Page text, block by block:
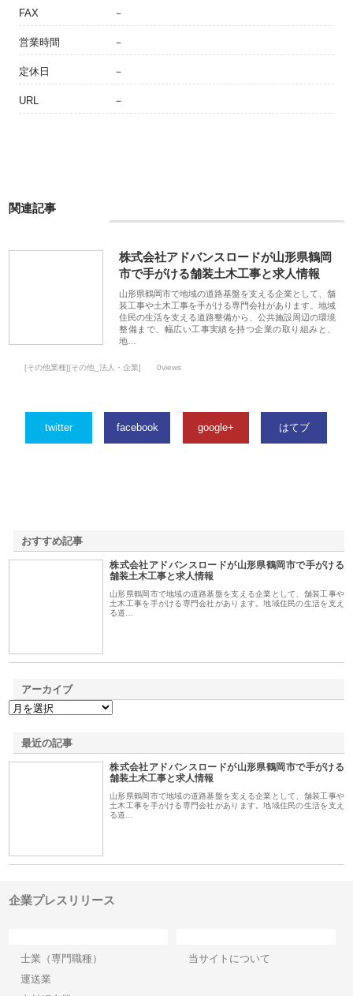
FAX －
営業時間 －
定休日 －
URL －
関連記事
株式会社アドバンスロードが山形県鶴岡
市で手がける舗装土木工事と求人情報
山形県鶴岡市で地域の道路基盤を支える企業として、舗
装工事や土木工事を手がける専門会社があります。地域
住民の生活を支える道路整備から、公共施設周辺の環境
整備まで、幅広い工事実績を持つ企業の取り組みと、
地…
[その他業種][その他_法人・企業] 0views
twitter facebook google+ はてブ
おすすめ記事
株式会社アドバンスロードが山形県鶴岡市で手がける
舗装土木工事と求人情報
山形県鶴岡市で地域の道路基盤を支える企業として、舗装工事や
土木工事を手がける専門会社があります。地域住民の生活を支え
る道…
アーカイブ
最近の記事
株式会社アドバンスロードが山形県鶴岡市で手がける
舗装土木工事と求人情報
山形県鶴岡市で地域の道路基盤を支える企業として、舗装工事や
土木工事を手がける専門会社があります。地域住民の生活を支え
る道…
企業プレスリリース
士業（専門職種）
運送業
当サイトについて